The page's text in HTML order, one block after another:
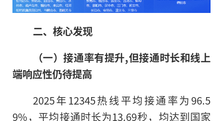
二、核心发现
（一）接通率有提升,但接通时长和线上
端响应性仍待提高
2025年12345热线平均接通率为96.5
9%，平均接通时长为13.69秒，均达到国家